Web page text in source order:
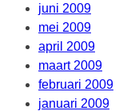
juni 2009
mei 2009
april 2009
maart 2009
februari 2009
januari 2009